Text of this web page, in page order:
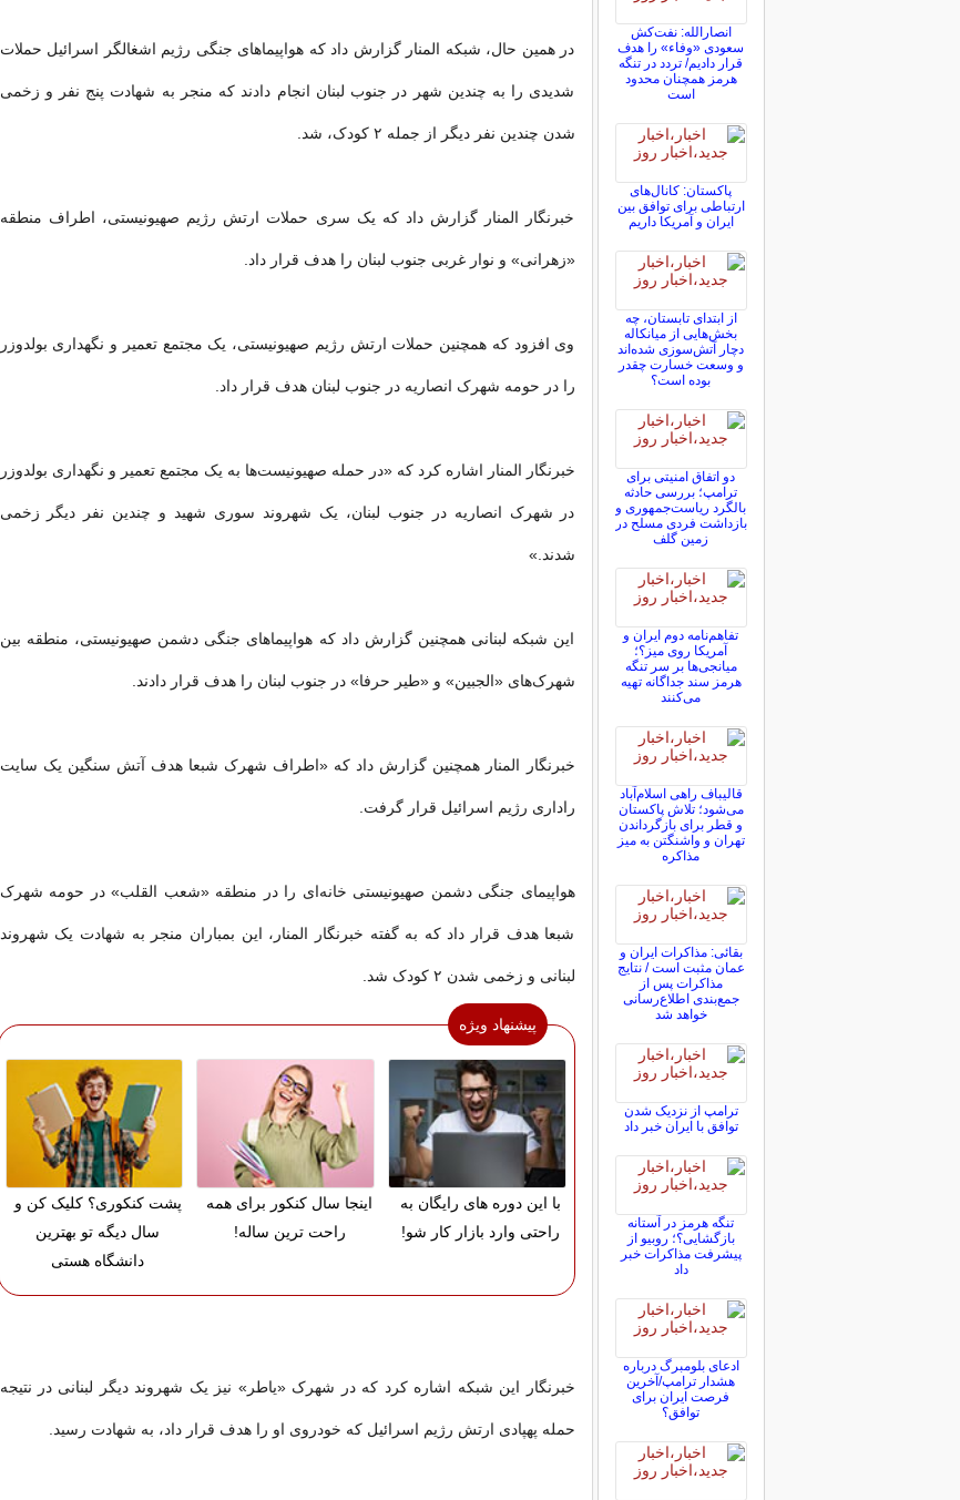
در همین حال، شبکه المنار گزارش داد که هواپیماهای جنگی رژیم اشغالگر اسرائیل حملات
شدیدی را به چندین شهر در جنوب لبنان انجام دادند که منجر به شهادت پنج نفر و زخمی
شدن چندین نفر دیگر از جمله ۲ کودک، شد.
خبرنگار المنار گزارش داد که یک سری حملات ارتش رژیم صهیونیستی، اطراف منطقه
«زهرانی» و نوار غربی جنوب لبنان را هدف قرار داد.
وی افزود که همچنین حملات ارتش رژیم صهیونیستی، یک مجتمع تعمیر و نگهداری بولدوزر
را در حومه شهرک انصاریه در جنوب لبنان هدف قرار داد.
خبرنگار المنار اشاره کرد که «در حمله صهیونیست‌ها به یک مجتمع تعمیر و نگهداری بولدوزر
در شهرک انصاریه در جنوب لبنان، یک شهروند سوری شهید و چندین نفر دیگر زخمی
شدند.»
این شبکه لبنانی همچنین گزارش داد که هواپیماهای جنگی دشمن صهیونیستی، منطقه بین
شهرک‌های «الجبین» و «طیر حرفا» در جنوب لبنان را هدف قرار دادند.
خبرنگار المنار همچنین گزارش داد که «اطراف شهرک شبعا هدف آتش سنگین یک سایت
راداری رژیم اسرائیل قرار گرفت.
هواپیمای جنگی دشمن صهیونیستی خانه‌ای را در منطقه «شعب القلب» در حومه شهرک
شبعا هدف قرار داد که به گفته خبرنگار المنار، این بمباران منجر به شهادت یک شهروند
لبنانی و زخمی شدن ۲ کودک شد.
پیشنهاد ویژه
با این دوره های رایگان به
راحتی وارد بازار کار شو!
اینجا سال کنکور برای همه
راحت ترین ساله!
پشت کنکوری؟ کلیک کن و
سال دیگه تو بهترین
دانشگاه هستی
خبرنگار این شبکه اشاره کرد که در شهرک «یاطر» نیز یک شهروند دیگر لبنانی در نتیجه
حمله پهپادی ارتش رژیم اسرائیل که خودروی او را هدف قرار داد، به شهادت رسید.
انصارالله: نفت‌کش
سعودی «وفاء» را هدف
قرار دادیم/ تردد در تنگه
هرمز همچنان محدود
است
پاکستان: کانال‌های
ارتباطی برای توافق بین
ایران و آمریکا داریم
از ابتدای تابستان، چه
بخش‌هایی از میانکاله
دچار آتش‌سوزی شده‌اند
و وسعت خسارت چقدر
بوده است؟
دو اتفاق امنیتی برای
ترامپ؛ بررسی حادثه
بالگرد ریاست‌جمهوری و
بازداشت فردی مسلح در
زمین گلف
تفاهم‌نامه دوم ایران و
آمریکا روی میز؟؛
میانجی‌ها بر سر تنگه
هرمز سند جداگانه تهیه
می‌کنند
قالیباف راهی اسلام‌آباد
می‌شود؛ تلاش پاکستان
و قطر برای بازگرداندن
تهران و واشنگتن به میز
مذاکره
بقائی: مذاکرات ایران و
عمان مثبت است / نتایج
مذاکرات پس از
جمع‌بندی اطلاع‌رسانی
خواهد شد
ترامپ از نزدیک شدن
توافق با ایران خبر داد
تنگه هرمز در آستانه
بازگشایی؟؛ روبیو از
پیشرفت مذاکرات خبر
داد
ادعای بلومبرگ درباره
هشدار ترامپ/آخرین
فرصت ایران برای
توافق؟